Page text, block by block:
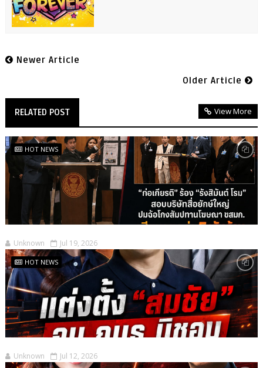
Newer Article
Older Article
RELATED POST View More
HOT NEWS
Unknown Jul 19, 2026
HOT NEWS
Unknown Jul 12, 2026